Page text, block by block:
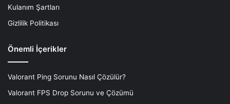
Kulanım Şartları
Gizlilik Politikası
Önemli İçerikler
Valorant Ping Sorunu Nasıl Çözülür?
Valorant FPS Drop Sorunu ve Çözümü